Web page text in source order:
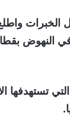
الخبرات
النهوض